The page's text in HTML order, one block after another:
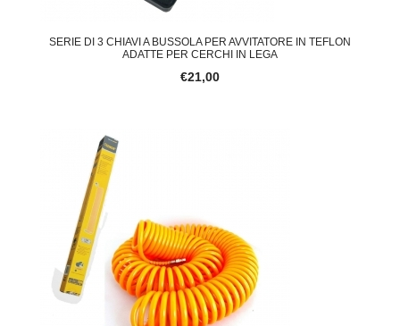
SERIE DI 3 CHIAVI A BUSSOLA PER AVVITATORE IN TEFLON
ADATTE PER CERCHI IN LEGA
€21,00